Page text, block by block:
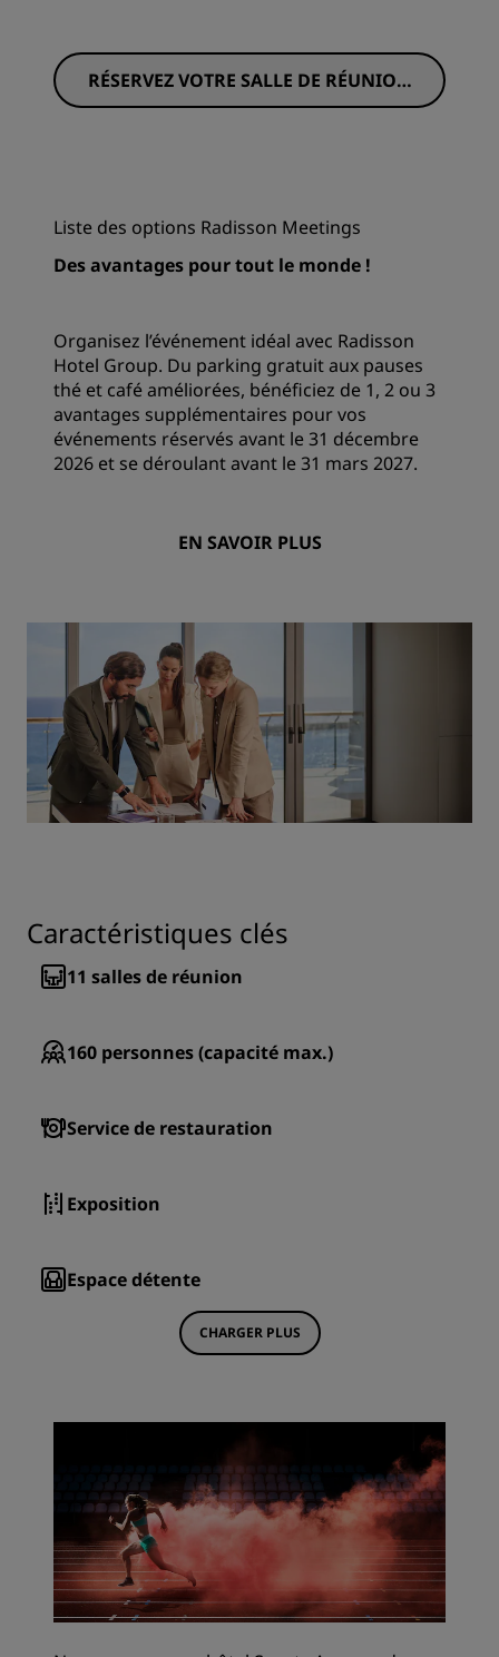
RÉSERVEZ VOTRE SALLE DE RÉUNION
DÈS MAINTENANT
Liste des options Radisson Meetings
Des avantages pour tout le monde !
Organisez l’événement idéal avec Radisson
Hotel Group. Du parking gratuit aux pauses
thé et café améliorées, bénéficiez de 1, 2 ou 3
avantages supplémentaires pour vos
événements réservés avant le 31 décembre
2026 et se déroulant avant le 31 mars 2027.
EN SAVOIR PLUS
Caractéristiques clés
11 salles de réunion
160 personnes (capacité max.)
Service de restauration
Exposition
Espace détente
CHARGER PLUS